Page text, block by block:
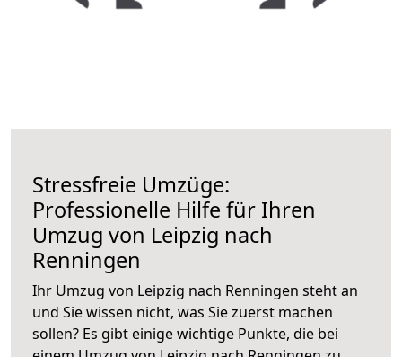
Stressfreie Umzüge:
Professionelle Hilfe für Ihren
Umzug von Leipzig nach
Renningen
Ihr Umzug von Leipzig nach Renningen steht an
und Sie wissen nicht, was Sie zuerst machen
sollen? Es gibt einige wichtige Punkte, die bei